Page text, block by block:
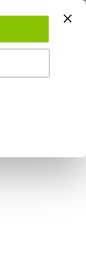
CONTATTACI